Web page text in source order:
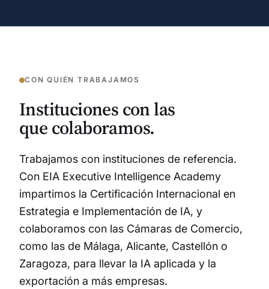
CON QUIÉN TRABAJAMOS
Instituciones con las
que colaboramos.
Trabajamos con instituciones de referencia.
Con EIA Executive Intelligence Academy
impartimos la Certificación Internacional en
Estrategia e Implementación de IA, y
colaboramos con las Cámaras de Comercio,
como las de Málaga, Alicante, Castellón o
Zaragoza, para llevar la IA aplicada y la
exportación a más empresas.